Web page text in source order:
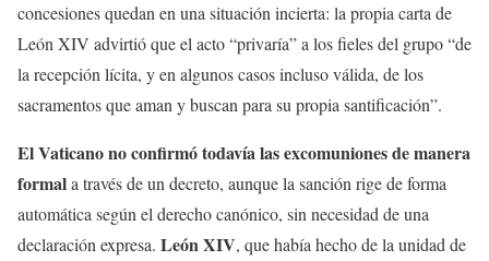
concesiones quedan en una situación incierta: la propia carta de
León XIV advirtió que el acto “privaría” a los fieles del grupo “de
la recepción lícita, y en algunos casos incluso válida, de los
sacramentos que aman y buscan para su propia santificación”.
El Vaticano no confirmó todavía las excomuniones de manera
formala través de un decreto, aunque la sanción rige de forma
automática según el derecho canónico, sin necesidad de una
declaración expresa. León XIV, que había hecho de la unidad de